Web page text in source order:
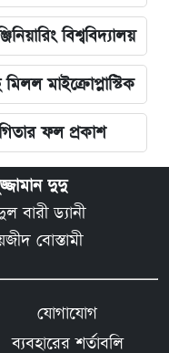
বিশ্ববিদ্যালয়
মাইক্রোপ্লাস্টিক
ফল প্রকাশ
দুদু
ড্যানী
বোস্তামী
যোগাযোগ
ব্যবহারের শর্তাবলি